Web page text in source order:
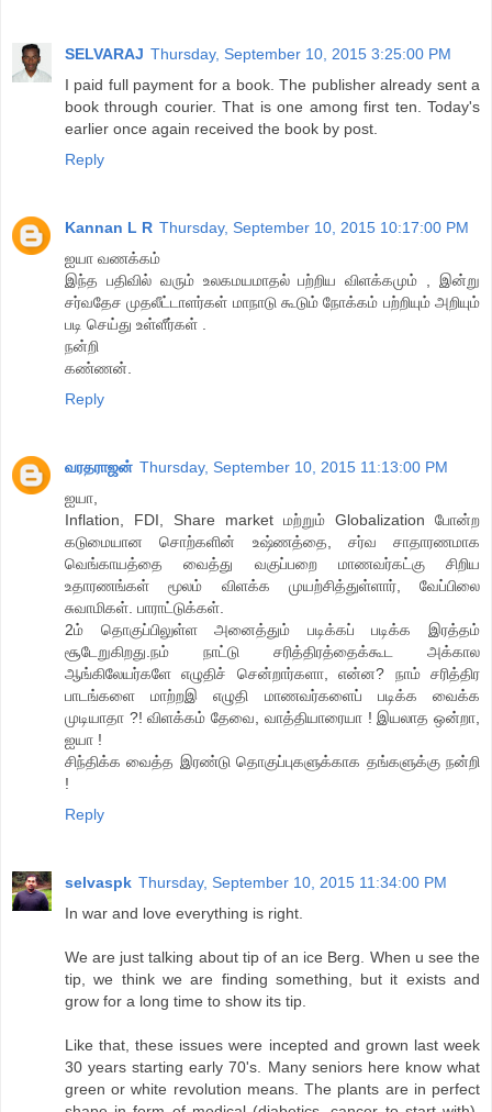
SELVARAJ Thursday, September 10, 2015 3:25:00 PM
I paid full payment for a book. The publisher already sent a
book through courier. That is one among first ten. Today's
earlier once again received the book by post.
Reply
Kannan L R Thursday, September 10, 2015 10:17:00 PM
ஐயா வணக்கம்
இந்த பதிவில் வரும் உலகமயமாதல் பற்றிய விளக்கமும் , இன்று
சர்வதேச முதலீட்டாளர்கள் மாநாடு கூடும் நோக்கம் பற்றியும் அறியும்
படி செய்து உள்ளீர்கள் .
நன்றி
கண்ணன்.
Reply
வரதராஜன் Thursday, September 10, 2015 11:13:00 PM
ஐயா,
Inflation, FDI, Share market மற்றும் Globalization போன்ற
கடுமையான சொற்களின் உஷ்ணத்தை, சர்வ சாதாரணமாக
வெங்காயத்தை வைத்து வகுப்பறை மாணவர்கட்கு சிறிய
உதாரணங்கள் மூலம் விளக்க முயற்சித்துள்ளார், வேப்பிலை
சுவாமிகள். பாராட்டுக்கள்.
2ம் தொகுப்பிலுள்ள அனைத்தும் படிக்கப் படிக்க இரத்தம்
சூடேறுகிறது.நம் நாட்டு சரித்திரத்தைக்கூட அக்கால
ஆங்கிலேயர்களே எழுதிச் சென்றார்களா, என்ன? நாம் சரித்திர
பாடங்களை மாற்றஇ எழுதி மாணவர்களைப் படிக்க வைக்க
முடியாதா ?! விளக்கம் தேவை, வாத்தியாரையா ! இயலாத ஒன்றா,
ஐயா !
சிந்திக்க வைத்த இரண்டு தொகுப்புகளுக்காக தங்களுக்கு நன்றி
!
Reply
selvaspk Thursday, September 10, 2015 11:34:00 PM
In war and love everything is right.
We are just talking about tip of an ice Berg. When u see the
tip, we think we are finding something, but it exists and
grow for a long time to show its tip.
Like that, these issues were incepted and grown last week
30 years starting early 70's. Many seniors here know what
green or white revolution means. The plants are in perfect